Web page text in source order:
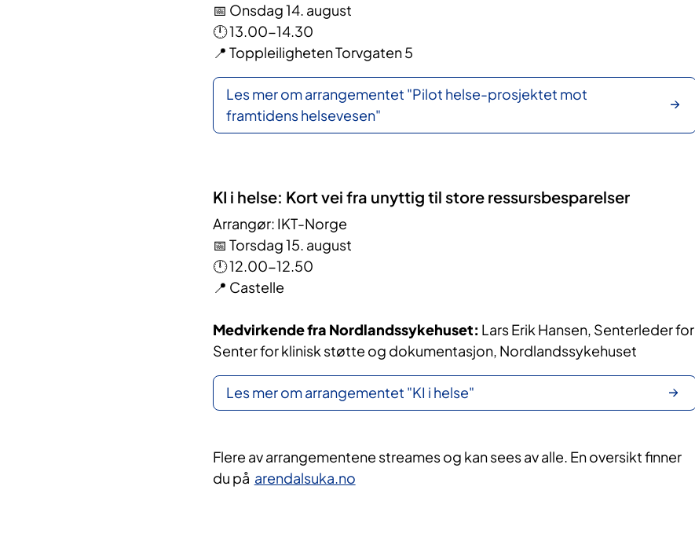
📅 Onsdag 14. august
🕛 13.00-14.30
📍 Toppleiligheten Torvgaten 5
Les mer om arrangementet "Pilot helse-prosjektet mot
framtidens helsevesen"
KI i helse: Kort vei fra unyttig til store ressursbesparelser
Arrangør: IKT-Norge
📅 Torsdag 15. august
🕛 12.00-12.50
📍 Castelle
Medvirkende fra Nordlandssykehuset: Lars Erik Hansen, Senterleder for
Senter for klinisk støtte og dokumentasjon, Nordlandssykehuset
Les mer om arrangementet "KI i helse"
Flere av arrangementene streames og kan sees av alle. En oversikt finner
du på arendalsuka.no